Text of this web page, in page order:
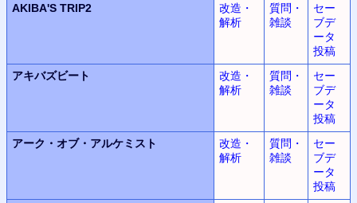
AKIBA'S TRIP2
改造・
解析
質問・
雑談
セー
ブデ
ータ
投稿
アキバズビート
改造・
解析
質問・
雑談
セー
ブデ
ータ
投稿
アーク・オブ・アルケミスト
改造・
解析
質問・
雑談
セー
ブデ
ータ
投稿